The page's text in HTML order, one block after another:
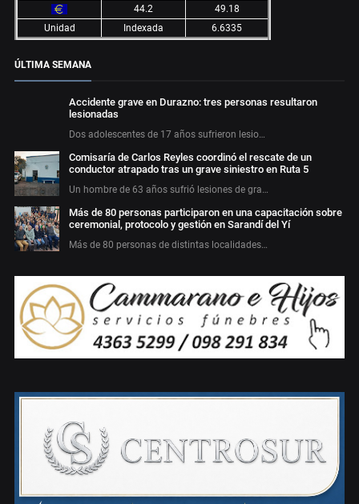
44.2
49.18
Unidad
Indexada 6.6335
ÚLTIMA SEMANA
Accidente grave en Durazno: tres personas resultaron
lesionadas
Dos adolescentes de 17 años sufrieron lesio…
Comisaría de Carlos Reyles coordinó el rescate de un
conductor atrapado tras un grave siniestro en Ruta 5
Un hombre de 63 años sufrió lesiones de gra…
Más de 80 personas participaron en una capacitación sobre
ceremonial, protocolo y gestión en Sarandí del Yí
Más de 80 personas de distintas localidades…